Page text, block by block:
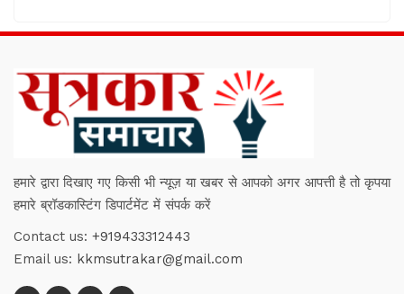
हमारे द्वारा दिखाए गए किसी भी न्यूज़ या खबर से आपको अगर आपत्ती है तो कृपया
हमारे ब्रॉडकास्टिंग डिपार्टमेंट में संपर्क करें
Contact us: +919433312443
Email us: kkmsutrakar@gmail.com